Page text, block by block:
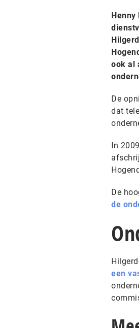
Henny
ook al
De
dat
In
De
de
een